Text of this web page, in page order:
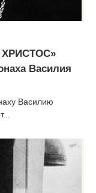
Василия
Василию